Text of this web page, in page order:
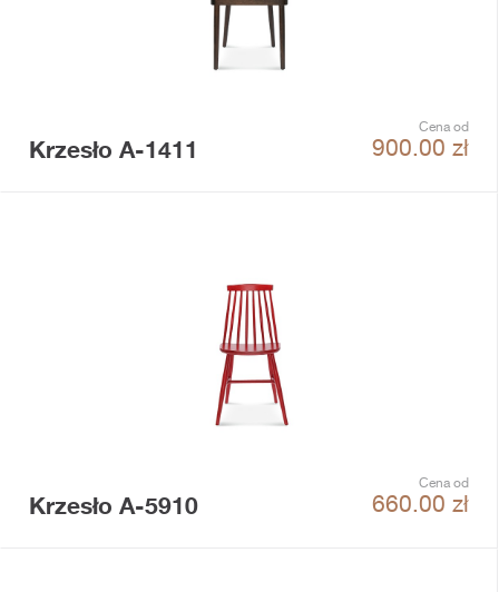
Krzesło A-1411
Cena od
900.00 zł
Krzesło A-5910
Cena od
660.00 zł